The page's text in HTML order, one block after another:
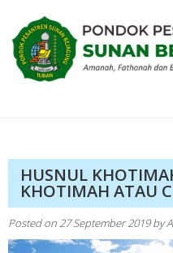
content
HUSNUL
KHOTIMAH ATAU
Posted on 27 September 2019by